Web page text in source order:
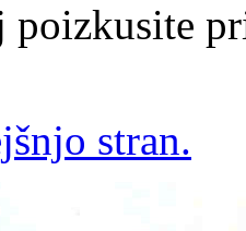
poizkusite
stran.